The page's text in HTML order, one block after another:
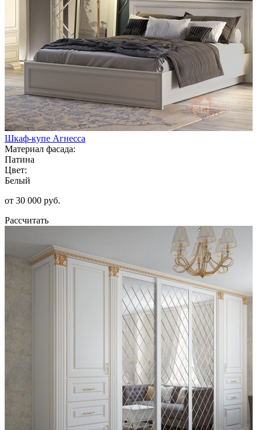
Шкаф-купе Агнесса
Материал фасада:
Патина
Цвет:
Белый
от 30 000 руб.
Рассчитать